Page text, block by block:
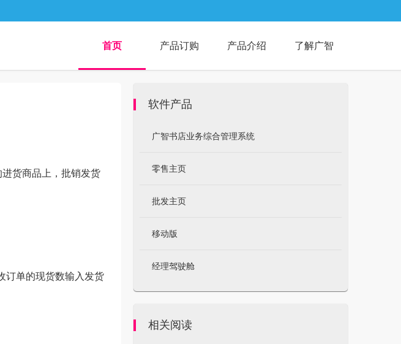
首页 产品订购 产品介绍 了解广智
货商品上，批销发货
订单的现货数输入发货
软件产品
广智书店业务综合管理系统
零售主页
批发主页
移动版
经理驾驶舱
相关阅读